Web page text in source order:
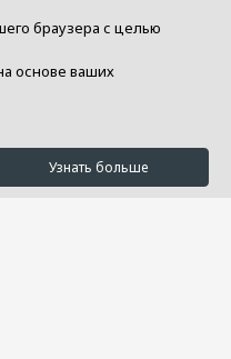
браузера с целью
основе ваших
Узнать больше